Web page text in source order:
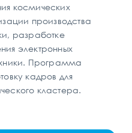
космических
производства
разработке
электронных
Программа
кадров для
кластера.